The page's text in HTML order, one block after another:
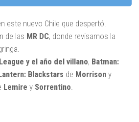
este nuevo Chile que despertó.
de las MR DC, donde revisamos la
y el año del villano, Batman:
Blackstars de Morrison y
Lemire y Sorrentino.